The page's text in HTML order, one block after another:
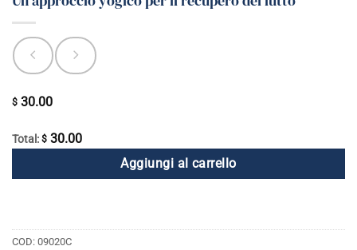
$ 30.00
Total: $ 30.00
Aggiungi al carrello
COD: 09020C